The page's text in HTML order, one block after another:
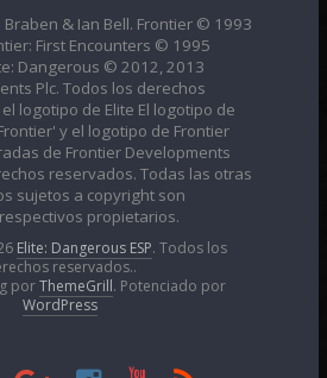
& Ian Bell. Frontier © 1993
First Encounters © 1995
Dangerous © 2012, 2013
Plc. Todos los derechos
logotipo de Elite El logotipo de
y el logotipo de Frontier
de Frontier Developments
reservados. Todas las otras
sujetos a copyright son
propietarios.
Elite: Dangerous ESP . Todos los
reservados..
porThemeGrill . Potenciado por
WordPress